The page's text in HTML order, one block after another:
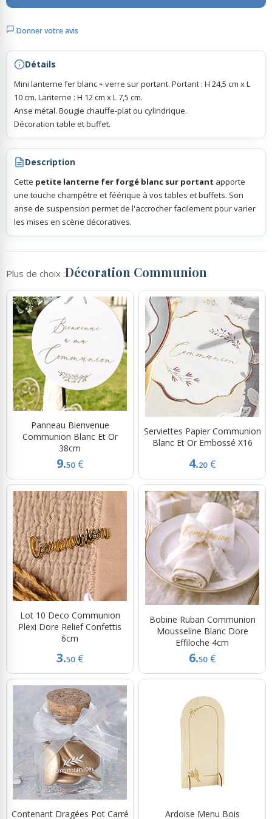
Rubans Tulle Organdi
Scrapbooking, Loisirs Créatifs
Donner votre avis
Détails
Mini lanterne fer blanc + verre sur portant. Portant : H 24,5 cm x L
10 cm. Lanterne : H 12 cm x L 7,5 cm.
Anse métal. Bougie chauffe-plat ou cylindrique.
Décoration table et buffet.
Description
Cette petite lanterne fer forgé blanc sur portant apporte
une touche champêtre et féérique à vos tables et buffets. Son
anse de suspension permet de l'accrocher facilement pour varier
les mises en scène décoratives.
Plus de choix :Décoration Communion
Panneau Bienvenue
Communion Blanc Et Or
38cm
9.50 €
Serviettes Papier Communion
Blanc Et Or Embossé X16
4.20 €
Lot 10 Deco Communion
Plexi Dore Relief Confettis
6cm
3.50 €
Bobine Ruban Communion
Mousseline Blanc Dore
Effiloche 4cm
6.50 €
Contenant Dragées Pot Carré
Ardoise Menu Bois